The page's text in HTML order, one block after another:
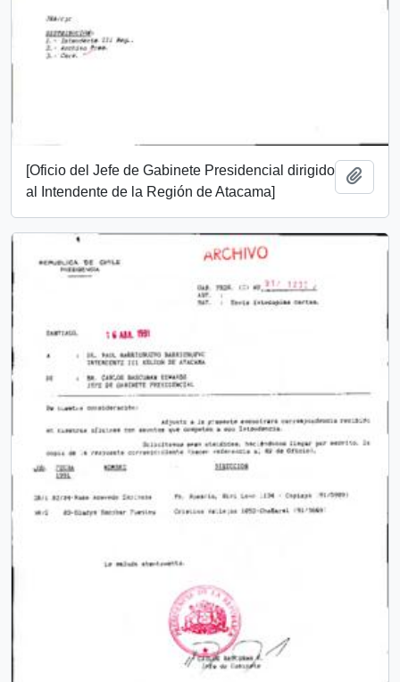
[Oficio del Jefe de Gabinete Presidencial dirigido
al Intendente de la Región de Atacama]